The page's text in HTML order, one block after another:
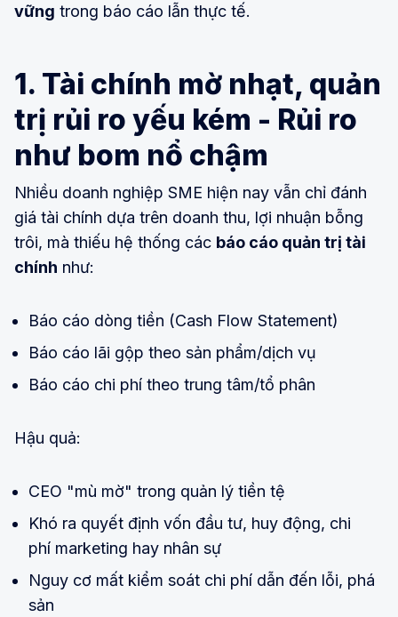
vững trong báo cáo lẫn thực tế.
1. Tài chính mờ nhạt, quản
trị rủi ro yếu kém - Rủi ro
như bom nổ chậm
Nhiều doanh nghiệp SME hiện nay vẫn chỉ đánh
giá tài chính dựa trên doanh thu, lợi nhuận bỗng
trôi, mà thiếu hệ thống các báo cáo quản trị tài
chính như:
Báo cáo dòng tiền (Cash Flow Statement)
Báo cáo lãi gộp theo sản phẩm/dịch vụ
Báo cáo chi phí theo trung tâm/tổ phân
Hậu quả:
CEO "mù mờ" trong quản lý tiền tệ
Khó ra quyết định vốn đầu tư, huy động, chi
phí marketing hay nhân sự
Nguy cơ mất kiểm soát chi phí dẫn đến lỗi, phá
sản